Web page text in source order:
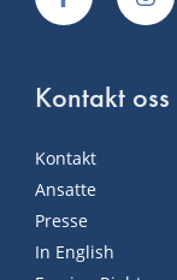
Kontakt oss
Kontakt
Ansatte
Presse
In English